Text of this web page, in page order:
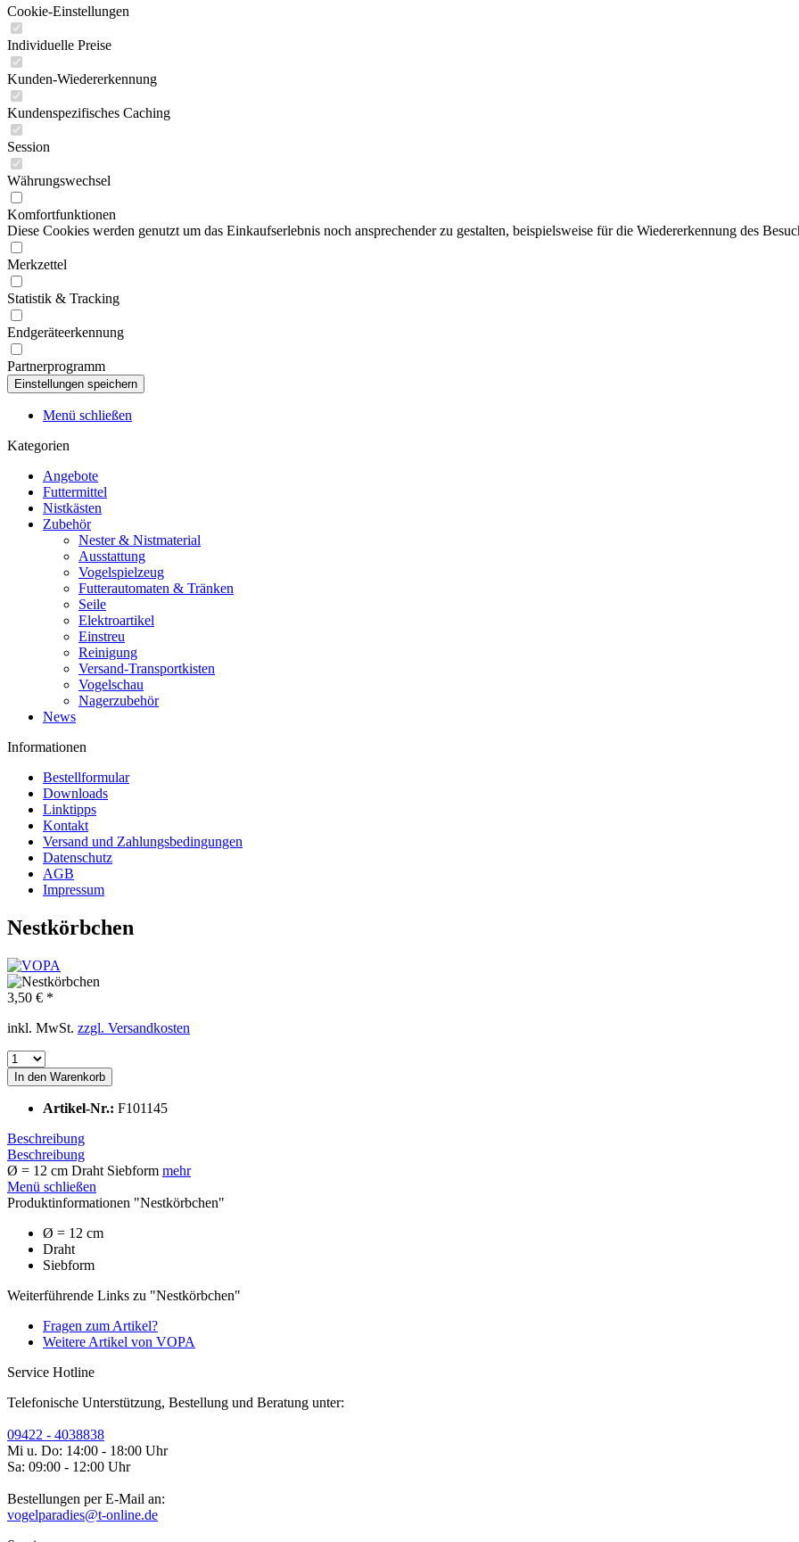
Cookie-Einstellungen
Individuelle Preise
Kunden-Wiedererkennung
Kundenspezifisches Caching
Session
Währungswechsel
Komfortfunktionen
Diese Cookies werden genutzt um das Einkaufserlebnis noch ansprechender zu gestalten, beispielsweise für die Wiedererkennung des
Merkzettel
Statistik & Tracking
Endgeräteerkennung
Partnerprogramm
Menü schließen
Kategorien
Angebote
Futtermittel
Nistkästen
Zubehör
Nester & Nistmaterial
Ausstattung
Vogelspielzeug
Futterautomaten & Tränken
Seile
Elektroartikel
Einstreu
Reinigung
Versand-Transportkisten
Vogelschau
Nagerzubehör
News
Informationen
Bestellformular
Downloads
Linktipps
Kontakt
Versand und Zahlungsbedingungen
Datenschutz
AGB
Impressum
Nestkörbchen
3,50 € *
inkl. MwSt. zzgl. Versandkosten
In den Warenkorb
Artikel-Nr.: F101145
Beschreibung
Beschreibung
Ø = 12 cm Draht Siebform mehr
Menü schließen
Produktinformationen "Nestkörbchen"
Ø = 12 cm
Draht
Siebform
Weiterführende Links zu "Nestkörbchen"
Fragen zum Artikel?
Weitere Artikel von VOPA
Service Hotline
Telefonische Unterstützung, Bestellung und Beratung unter:
09422 - 4038838
Mi u. Do: 14:00 - 18:00 Uhr
Sa: 09:00 - 12:00 Uhr
Bestellungen per E-Mail an:
vogelparadies@t-online.de